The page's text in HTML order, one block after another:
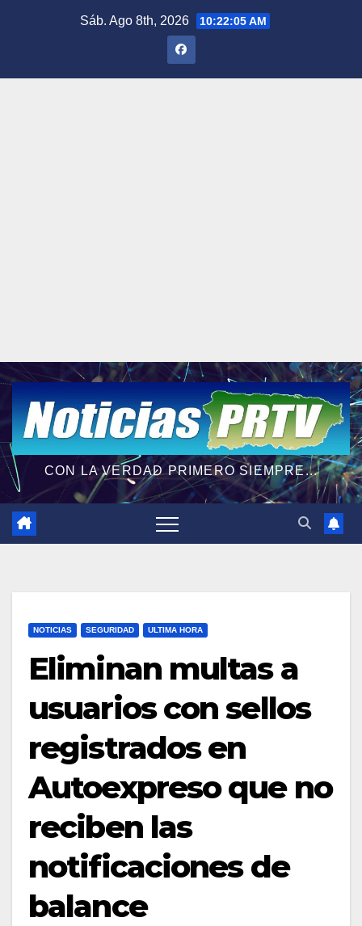
Sáb. Ago 8th, 2026 10:22:06 AM
CON LA VERDAD PRIMERO SIEMPRE...
NOTICIAS SEGURIDAD ULTIMA HORA
Eliminan multas a
usuarios con sellos
registrados en
Autoexpreso que no
reciben las
notificaciones de
balance